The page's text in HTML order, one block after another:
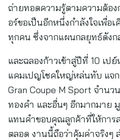
ถ่ายทอดความรู้ตามความต้อ
อร์ขอเป็นอีกหนึ่งกำลังใจเพื่อ
ทุกคน ซึ่งจากแผนกลยุทธ์ดังก
และฉลองก้าวเข้าสู่ปีที่ 10 เป
แคมเปญโชคใหญ่หล่นทับ แจ
Gran Coupe M Sport จำน
ทองคำ และอื่นๆ อีกมากมาย
แทนคำขอบคุณลูกค้าที่ให้การ
ตลอด งานนี้ถือว่าคุ้มค่าจริงๆ